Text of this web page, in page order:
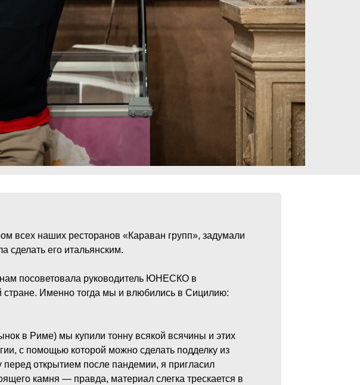
всех наших ресторанов «Караван групп», задумали
сделать его итальянским.
посоветовала руководитель ЮНЕСКО в
стране. Именно тогда мы и влюбились в Сицилию:
в Риме) мы купили тонну всякой всячины и этих
с помощью которой можно сделать подделку из
открытием после пандемии, я пригласил
камня — правда, материал слегка трескается в